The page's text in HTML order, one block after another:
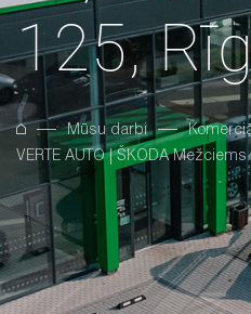
125,
Mūsu darbi
VERTE AUTO | ŠKODA